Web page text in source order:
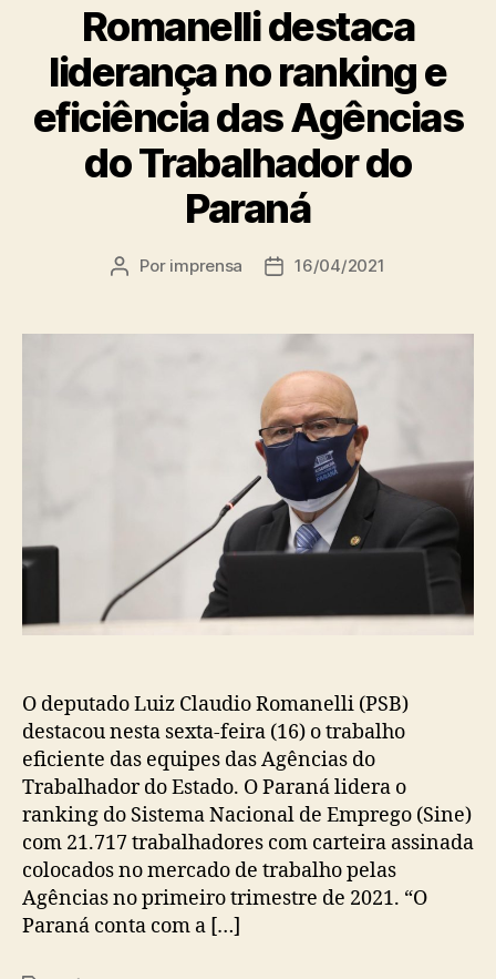
Romanelli destaca
liderança no ranking e
eficiência das Agências
do Trabalhador do
Paraná
Autor
Por imprensa
Data16/04/2021
O deputado Luiz Claudio Romanelli (PSB)
destacou nesta sexta-feira (16) o trabalho
eficiente das equipes das Agências do
Trabalhador do Estado. O Paraná lidera o
ranking do Sistema Nacional de Emprego (Sine)
com 21.717 trabalhadores com carteira assinada
colocados no mercado de trabalho pelas
Agências no primeiro trimestre de 2021. “O
Paraná conta com a […]